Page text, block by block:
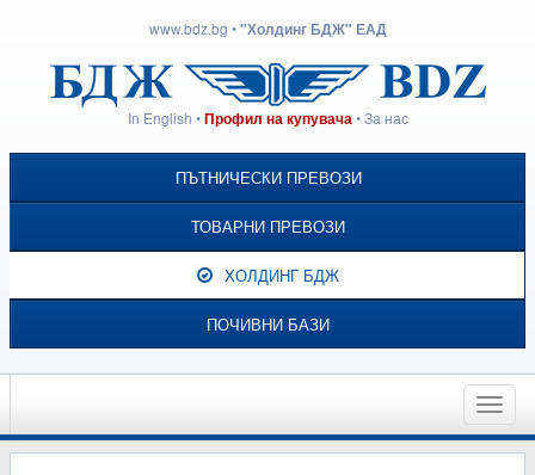
www.bdz.bg •"Холдинг БДЖ" ЕАД
In English •Профил на купувача •За нас
ПЪТНИЧЕСКИ ПРЕВОЗИ
ТОВАРНИ ПРЕВОЗИ
ХОЛДИНГ БДЖ
ПОЧИВНИ БАЗИ
Toggle